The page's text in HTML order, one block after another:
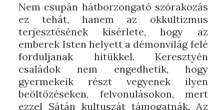
Nem csupán hátborzongató szórakozás
ez tehát, hanem az okkultizmus
terjesztésének kísérlete, hogy az
emberek Isten helyett a démonvilág felé
forduljanak hitükkel. Keresztyén
családok nem engedhetik, hogy
gyermekeik részt vegyenek ilyen
beöltözéseken, felvonulásokon, mert
ezzel Sátán kultuszát támogatnák. Az